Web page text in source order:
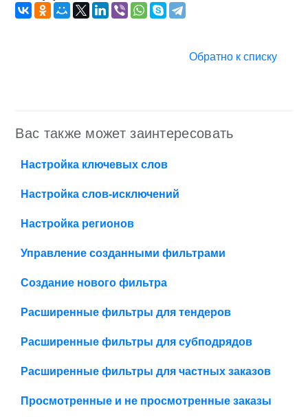
Обратно к списку
Вас также может заинтересовать
Настройка ключевых слов
Настройка слов-исключений
Настройка регионов
Управление созданными фильтрами
Создание нового фильтра
Расширенные фильтры для тендеров
Расширенные фильтры для субподрядов
Расширенные фильтры для частных заказов
Просмотренные и не просмотренные заказы